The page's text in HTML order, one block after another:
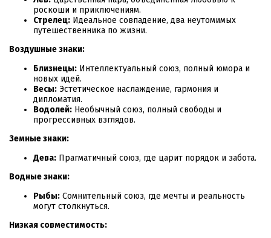
роскоши и приключениям.
Стрелец: Идеальное совпадение, два неутомимых
путешественника по жизни.
Воздушные знаки:
Близнецы: Интеллектуальный союз, полный юмора и
новых идей.
Весы: Эстетическое наслаждение, гармония и
дипломатия.
Водолей: Необычный союз, полный свободы и
прогрессивных взглядов.
Земные знаки:
Дева: Прагматичный союз, где царит порядок и забота.
Водные знаки:
Рыбы: Сомнительный союз, где мечты и реальность
могут столкнуться.
Низкая совместимость: